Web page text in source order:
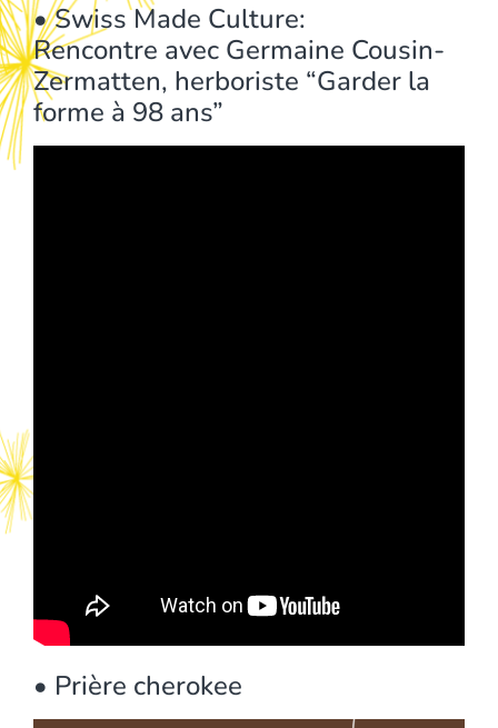
• Swiss Made Culture:
Rencontre avec Germaine Cousin-
Zermatten, herboriste “Garder la
forme à 98 ans”
• Prière cherokee